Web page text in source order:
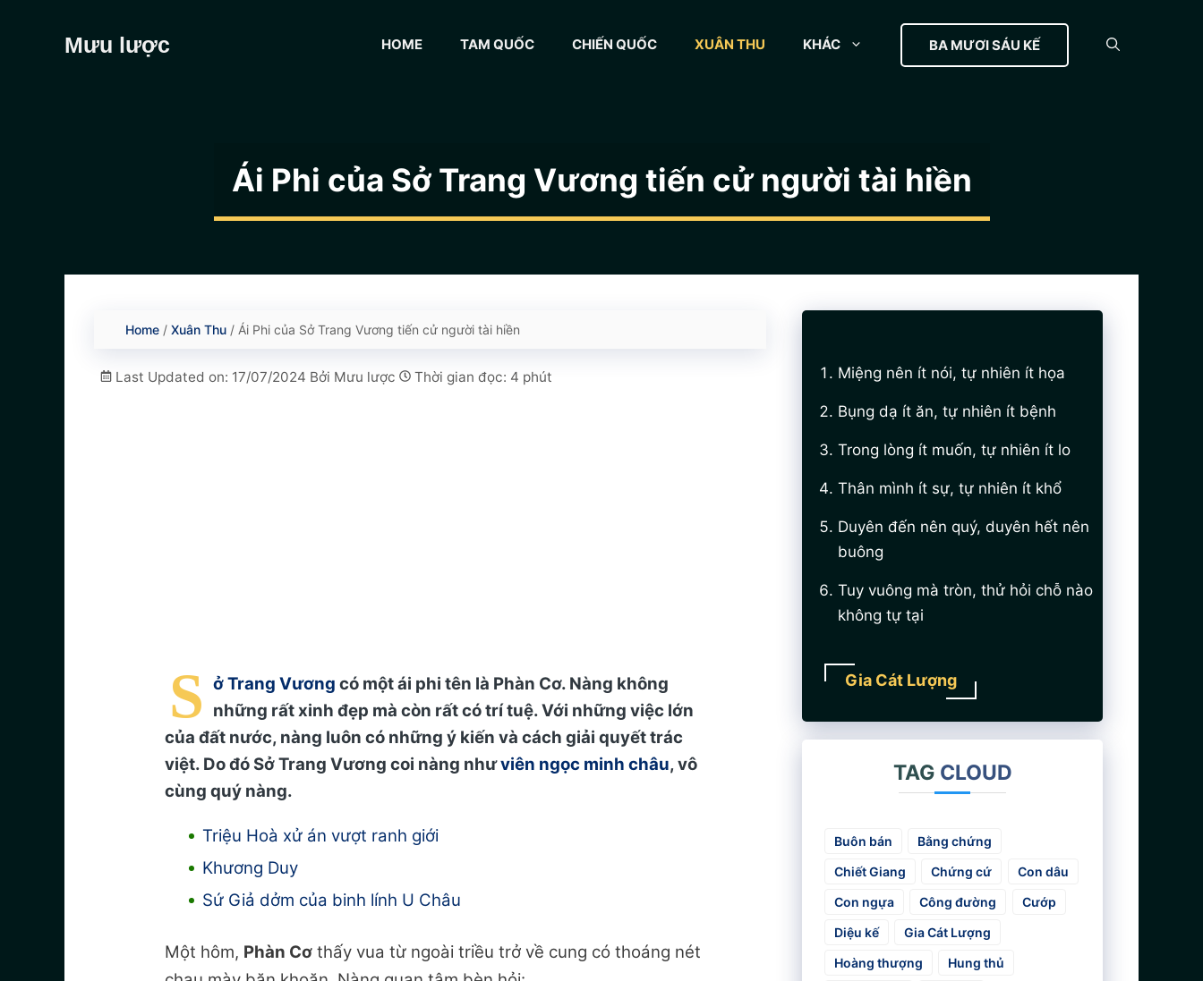
Mưu lược HOME TAM QUỐC CHIẾN QUỐC XUÂN THU KHÁC BA MƯƠI SÁU KẾ
Ái Phi của Sở Trang Vương tiến cử người tài hiền
Home / Xuân Thu / Ái Phi của Sở Trang Vương tiến cử người tài hiền
Last Updated on: 17/07/2024 Bởi Mưu lược Thời gian đọc: 4 phút
S ở Trang Vương có một ái phi tên là Phàn Cơ. Nàng không
những rất xinh đẹp mà còn rất có trí tuệ. Với những việc lớn
của đất nước, nàng luôn có những ý kiến và cách giải quyết trác
việt. Do đó Sở Trang Vương coi nàng nhưviên ngọc minh châu, vô
cùng quý nàng.
Triệu Hoà xử án vượt ranh giới
Khương Duy
Sứ Giả dởm của binh lính U Châu
Một hôm, Phàn Cơ thấy vua từ ngoài triều trở về cung có thoáng nét
Miệng nên ít nói, tự nhiên ít họa
Bụng dạ ít ăn, tự nhiên ít bệnh
Trong lòng ít muốn, tự nhiên ít lo
Thân mình ít sự, tự nhiên ít khổ
Duyên đến nên quý, duyên hết nên
buông
Tuy vuông mà tròn, thử hỏi chỗ nào
không tự tại
Gia Cát Lượng
TAG CLOUD
Buôn bán
Bằng chứng
Chiết Giang
Chứng cứ
Con dâu
Con ngựa
Công đường
Cướp
Diệu kế
Gia Cát Lượng
Hoàng thượng
Hung thủ